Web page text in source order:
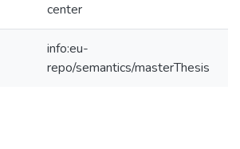
center
info:eu-
repo/semantics/masterThesis